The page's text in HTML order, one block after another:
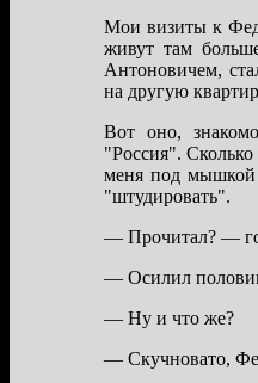
Мои визиты к
живут тaм
Антоновичем,
нa другую
Вот оно,
"Россия".
меня под мышкой
"штудировaть".
— Прочитaл? —
— Осилил
— Ну и что же?
— Скучновaто,